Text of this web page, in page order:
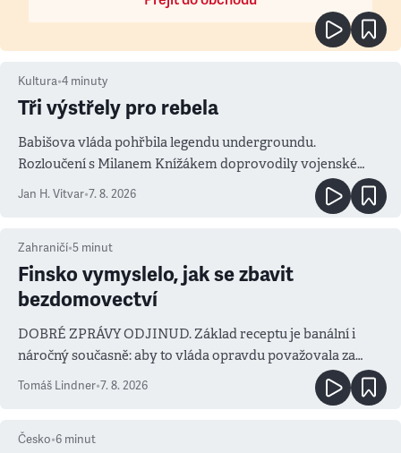
Kultura•4 minuty
Tři výstřely pro rebela
Babišova vláda pohřbila legendu undergroundu.
Rozloučení s Milanem Knížákem doprovodily vojenské
salvy i kritika pokrokářů
Jan H. Vitvar•7. 8. 2026
Zahraničí•5 minut
Finsko vymyslelo, jak se zbavit
bezdomovectví
DOBRÉ ZPRÁVY ODJINUD. Základ receptu je banální i
náročný současně: aby to vláda opravdu považovala za
prioritu
Tomáš Lindner•7. 8. 2026
Česko•6 minut